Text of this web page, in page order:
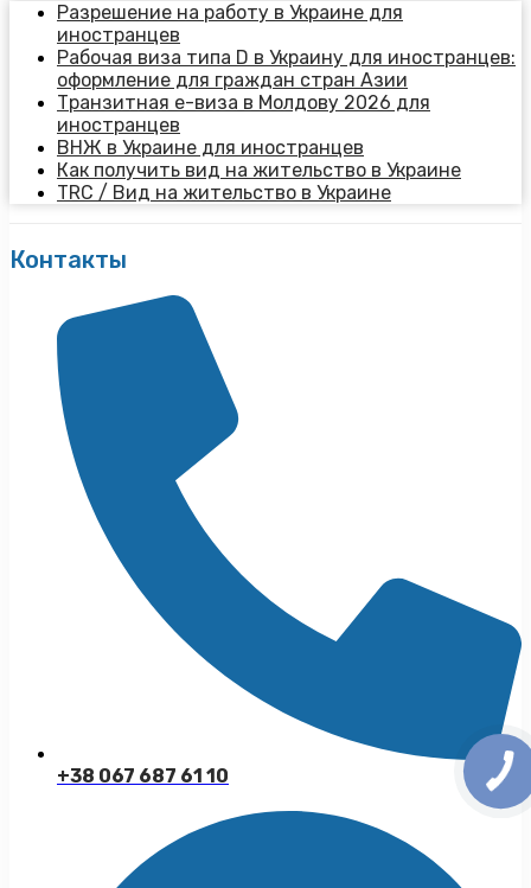
Разрешение на работу в Украине для
иностранцев
Рабочая виза типа D в Украину для иностранцев:
оформление для граждан стран Азии
Транзитная е-виза в Молдову 2026 для
иностранцев
ВНЖ в Украине для иностранцев
Как получить вид на жительство в Украине
TRC / Вид на жительство в Украине
Контакты
+38 067 687 61 10